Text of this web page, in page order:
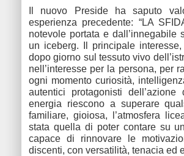
Il nuovo Preside ha saputo
esperienza precedente: “LA
notevole portata e
un iceberg. Il principale
dopo giorno sul tessuto vivo
nell’interesse per la persona, per
ogni momento curiosità,
autentici protagonisti
energia riescono a superare
familiare, gioiosa, l’atmosfera
stata quella di poter contare su
capace di rinnovare le
discenti, con versatilità, tenacia ed